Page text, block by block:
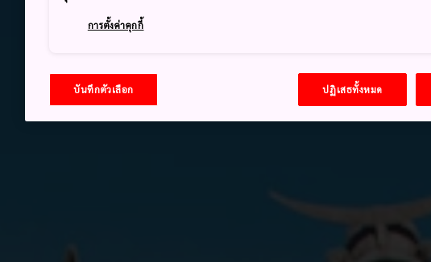
การตั้งค่าคุกกี้
บันทึกตัวเลือก ปฏิเสธทั้งหมด